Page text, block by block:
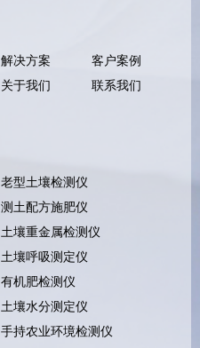
解决方案
客户案例
关于我们
联系我们
老型土壤检测仪
测土配方施肥仪
土壤重金属检测仪
土壤呼吸测定仪
有机肥检测仪
土壤水分测定仪
手持农业环境检测仪